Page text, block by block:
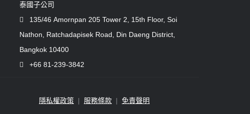
泰國子公司
135/46 Amornpan 205 Tower 2, 15th Floor, Soi
Nathon, Ratchadapisek Road, Din Daeng District,
Bangkok 10400
+66 81-239-3842
隱私權政策 | 服務條款 | 免責聲明